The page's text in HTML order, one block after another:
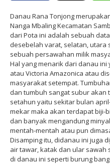
Danau Rana Tonjong
Nanga Mbaling Kecamatan
dari Pota ini adalah sebuah
desebelah varat, selatan,
sebuah persawahan milik
Hal yang menarik dari danau
atau Victoria Amazonica atau
masyarakat setempat.
dan tumbuh sangat subur akan
setahun yaitu sekitar bulan
mekar maka akan terdapat biji-
dan banyak mengandung
mentah-mentah atau pun
Disamping itu, didanau ini juga
air tawar, katak dan ular
di danau ini seperti burung